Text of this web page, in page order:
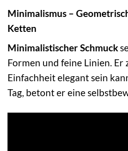
Minimalismus –
Ketten
Minimalistischer Schmuck
Formen und feine Linien. Er
Einfachheit elegant sein
Tag, betont er eine